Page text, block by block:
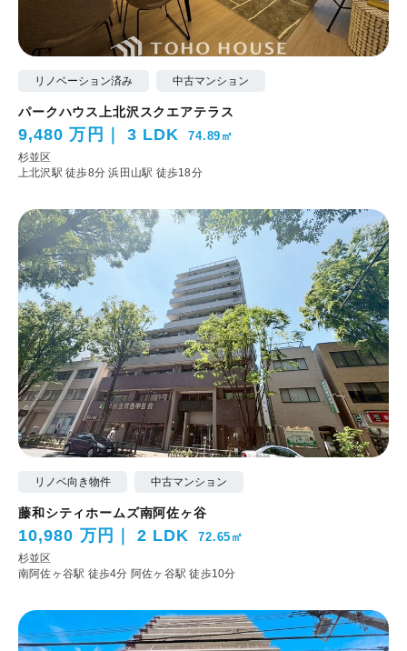
リノベーション済み 中古マンション
パークハウス上北沢スクエアテラス
9,480 万円 3 LDK 74.89㎡
杉並区
上北沢駅 徒歩8分浜田山駅 徒歩18分
リノベ向き物件 中古マンション
藤和シティホームズ南阿佐ヶ谷
10,980 万円 2 LDK 72.65㎡
杉並区
南阿佐ヶ谷駅 徒歩4分 阿佐ヶ谷駅 徒歩10分